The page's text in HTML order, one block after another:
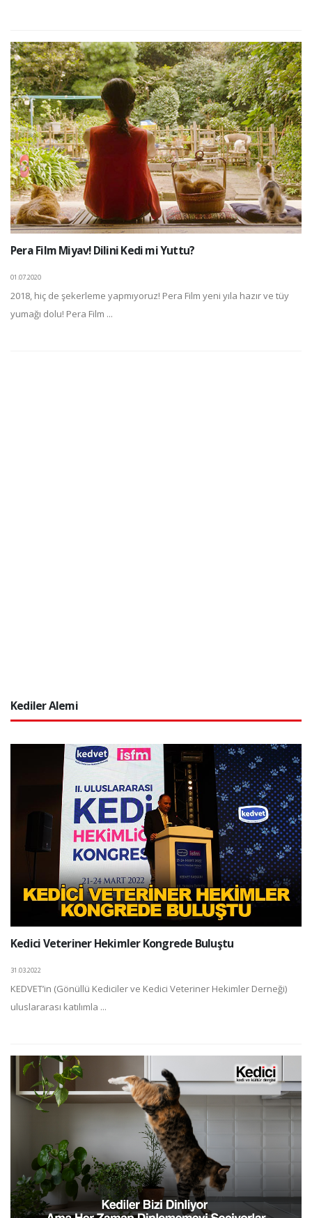
Pera Film Miyav! Dilini Kedi mi Yuttu?
01.07.2020
2018, hiç de şekerleme yapmıyoruz! Pera Film yeni yıla hazır ve tüy
yumağı dolu! Pera Film ...
Kediler Alemi
Kedici Veteriner Hekimler Kongrede Buluştu
31.03.2022
KEDVET’in (Gönüllü Kediciler ve Kedici Veteriner Hekimler Derneği)
uluslararası katılımla ...